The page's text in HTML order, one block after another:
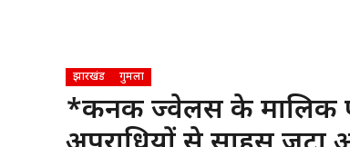
झारखंड गुमला
*कनक ज्वेलर्स के मालिक